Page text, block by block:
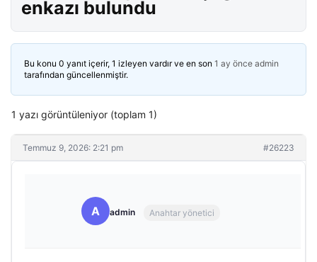
enkazı bulundu
Bu konu 0 yanıt içerir, 1 izleyen vardır ve en son 1 ay önce admin
tarafından güncellenmiştir.
1 yazı görüntüleniyor (toplam 1)
Temmuz 9, 2026: 2:21 pm #26223
A admin Anahtar yönetici